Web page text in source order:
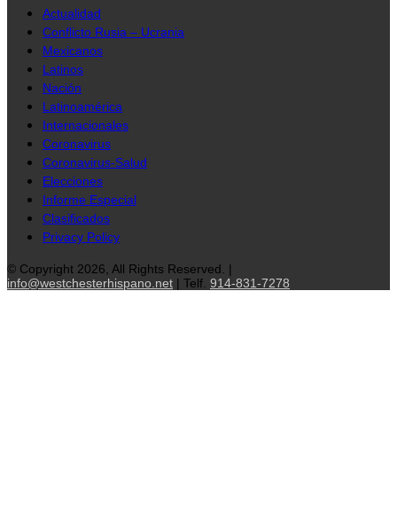
Actualidad
Conflicto Rusia – Ucrania
Mexicanos
Latinos
Nación
Latinoamérica
Internacionales
Coronavirus
Coronavirus-Salud
Elecciones
Informe Especial
Clasificados
Privacy Policy
© Copyright 2026, All Rights Reserved. |
info@westchesterhispano.net | Telf. 914-831-7278